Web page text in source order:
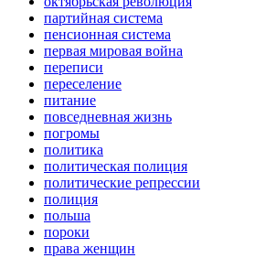
партийная система
пенсионная система
первая мировая война
переписи
переселение
питание
повседневная жизнь
погромы
политика
политическая полиция
политические репрессии
полиция
польша
пороки
права женщин